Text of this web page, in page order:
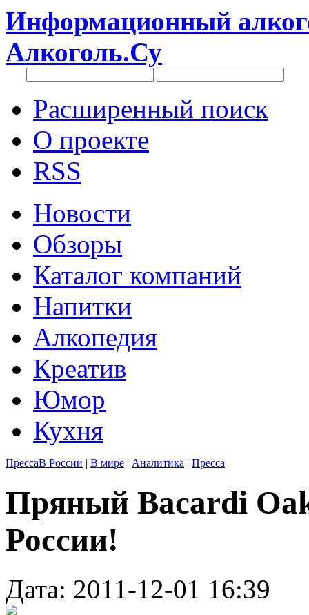
Информационный
Алкоголь.Су
Расширенный поиск
О проекте
RSS
Новости
Обзоры
Каталог компаний
Напитки
Алкопедия
Креатив
Юмор
Кухня
ПрессаВ России | В мире | Аналитика | Пресса
Пряный Bacardi
России!
Дата: 2011-12-01 16:39